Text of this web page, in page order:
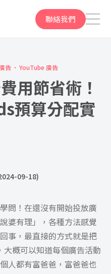
聯絡我們
告 YouTube 廣告
用節省術！
預算分配實
09-18)
問！在還沒有開始投放廣
婆有理」，各種方法感覺
事，最直接的方式就是把
概可以知道每個廣告活動
人都有富爸爸，富爸爸也